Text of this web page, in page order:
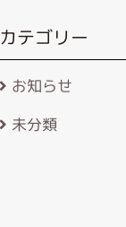
カテゴリー
お知らせ
未分類